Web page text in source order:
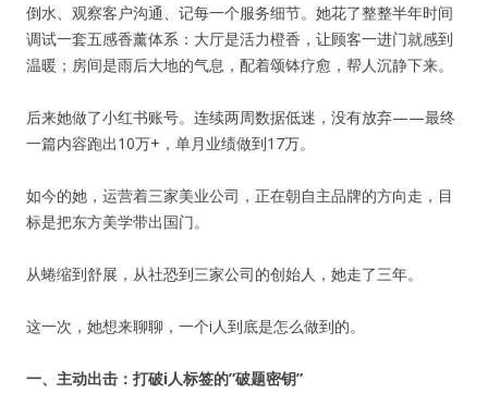
倒水、观察客户沟通、记每一个服务细节。她花了整整半年时间
调试一套五感香薰体系：大厅是活力橙香，让顾客一进门就感到
温暖；房间是雨后大地的气息，配着颂钵疗愈 ，帮人沉静下来。
后来她做了小红书账号。连续两周数据低迷，没有放弃——最终
一篇内容跑出10万+，单月业绩做到17万。
如今的她，运营着三家美业公司，正在朝自主品牌的方向走，目
标是把东方美学带出国门。
从蜷缩到舒展，从社恐到三家公司的创始人，她走了三年。
这一次，她想来聊聊，一个i人到底是怎么做到的。
一、主动出击：打破i人标签的”破题密钥”